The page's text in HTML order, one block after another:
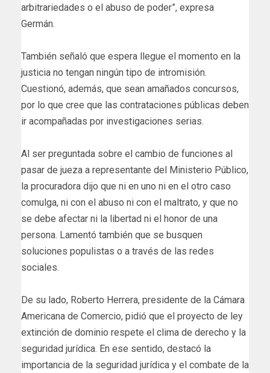
arbitrariedades o el abuso de poder”, expresa
Germán.
También señaló que espera llegue el momento en la
justicia no tengan ningún tipo de intromisión.
Cuestionó, además, que sean amañados concursos,
por lo que cree que las contrataciones públicas deben
ir acompañadas por investigaciones serias.
Al ser preguntada sobre el cambio de funciones al
pasar de jueza a representante del Ministerio Público,
la procuradora dijo que ni en uno ni en el otro caso
comulga, ni con el abuso ni con el maltrato, y que no
se debe afectar ni la libertad ni el honor de una
persona. Lamentó también que se busquen
soluciones populistas o a través de las redes
sociales.
De su lado, Roberto Herrera, presidente de la Cámara
Americana de Comercio, pidió que el proyecto de ley
extinción de dominio respete el clima de derecho y la
seguridad jurídica. En ese sentido, destacó la
importancia de la seguridad jurídica y el combate de la